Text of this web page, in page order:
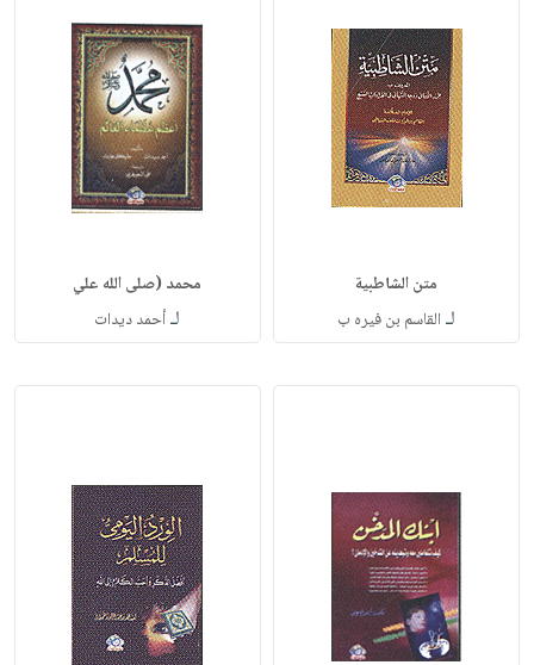
متن الشاطبية
لـ القاسم بن فيره ب
محمد (صلى الله علي
لـأحمد ديدات